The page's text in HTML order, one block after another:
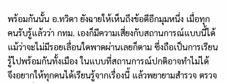
พร้อมกันนั้น อ.ทวิดา ยังฉายให้เห็นถึงข้อดีอีกมุมหนึ่ง เมื่อทุก
คนรับรู้แล้วว่า กทม. เองก็มีความเสี่ยงกับสถานการณ์แบบนี้ได้
แม้ว่าจะไม่มีรอยเลื่อนใดพาดผ่านเลยก็ตาม ซึ่งถือเป็นการเรียน
รู้ไปพร้อมกันทั้งเมือง ในแบบที่สถานการณ์ปกติอาจทำไม่ได้
จึงอยากให้ทุกคนได้เรียนรู้จากเรื่องนี้ แล้วพยายามสำรวจ ตรวจ